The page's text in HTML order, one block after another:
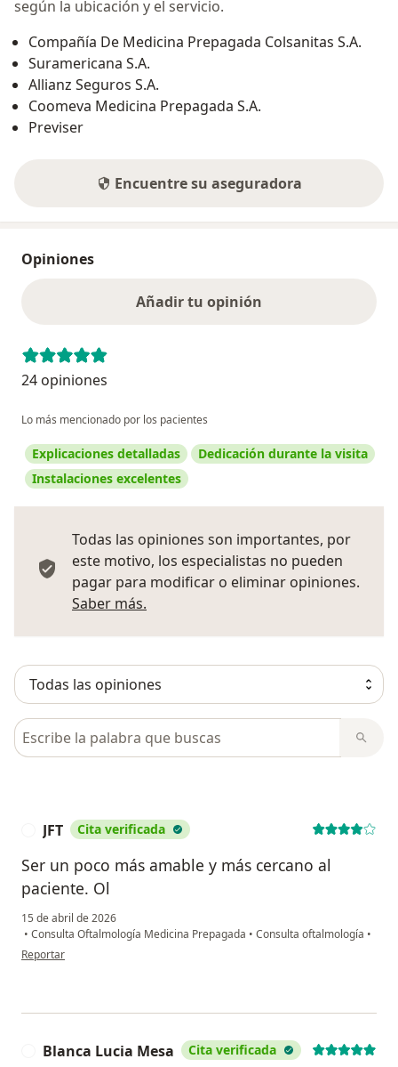
según la ubicación y el servicio.
Compañía De Medicina Prepagada Colsanitas S.A.
Suramericana S.A.
Allianz Seguros S.A.
Coomeva Medicina Prepagada S.A.
Previser
Encuentre su aseguradora
Opiniones
Añadir tu opinión
24 opiniones
Lo más mencionado por los pacientes
Explicaciones detalladas
Dedicación durante la visita
Instalaciones excelentes
Todas las opiniones son importantes, por
este motivo, los especialistas no pueden
pagar para modificar o eliminar opiniones.
Saber más.
Busca en opiniones
JFT Cita verificada
Ser un poco más amable y más cercano al
paciente. Ol
15 de abril de 2026
• Consulta Oftalmología Medicina Prepagada • Consulta oftalmología •
en opinión del usuario JFT
Reportar
Blanca Lucia Mesa Cita verificada